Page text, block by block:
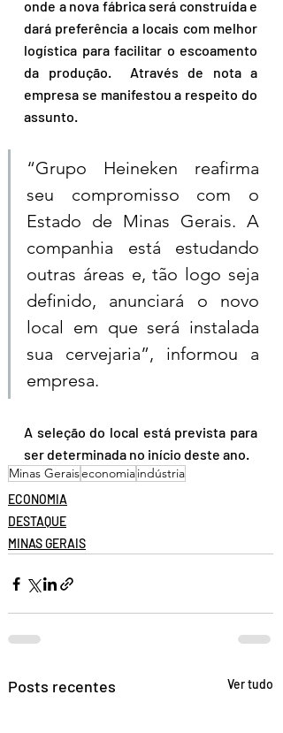
onde a nova fábrica será construída e
dará preferência a locais com melhor
logística para facilitar o escoamento
da produção.  Através de nota a
empresa se manifestou a respeito do
assunto.
“Grupo Heineken reafirma
seu compromisso com o
Estado de Minas Gerais. A
companhia está estudando
outras áreas e, tão logo seja
definido, anunciará o novo
local em que será instalada
sua cervejaria”, informou a
empresa.
A seleção do local está prevista para
ser determinada no início deste ano.
Minas Geraiseconomiaindústria
ECONOMIA
DESTAQUE
MINAS GERAIS
Posts recentes Ver tudo